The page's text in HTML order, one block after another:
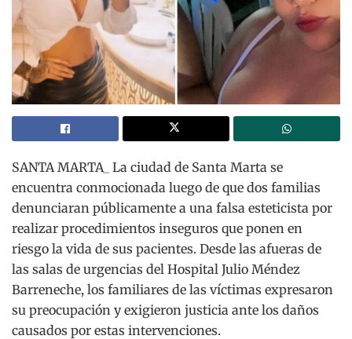
SANTA MARTA_ La ciudad de Santa Marta se
encuentra conmocionada luego de que dos familias
denunciaran públicamente a una falsa esteticista por
realizar procedimientos inseguros que ponen en
riesgo la vida de sus pacientes. Desde las afueras de
las salas de urgencias del Hospital Julio Méndez
Barreneche, los familiares de las víctimas expresaron
su preocupación y exigieron justicia ante los daños
causados por estas intervenciones.